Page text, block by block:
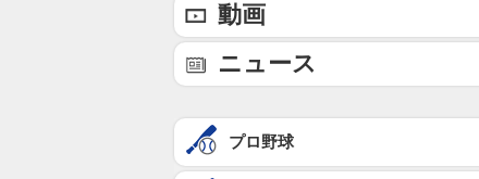
動画
ニュース
プロ野球